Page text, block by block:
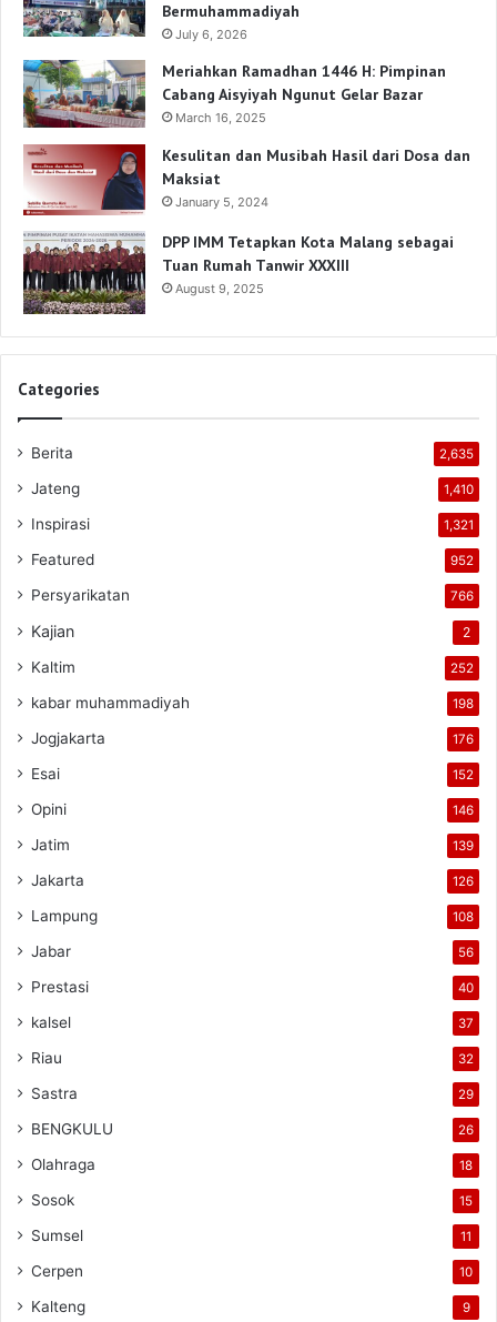
Bermuhammadiyah
July 6, 2026
Meriahkan Ramadhan 1446 H: Pimpinan
Cabang Aisyiyah Ngunut Gelar Bazar
March 16, 2025
Kesulitan dan Musibah Hasil dari Dosa dan
Maksiat
January 5, 2024
DPP IMM Tetapkan Kota Malang sebagai
Tuan Rumah Tanwir XXXIII
August 9, 2025
Categories
Berita 2,635
Jateng 1,410
Inspirasi 1,321
Featured 952
Persyarikatan 766
Kajian 2
Kaltim 252
kabar muhammadiyah 198
Jogjakarta 176
Esai 152
Opini 146
Jatim 139
Jakarta 126
Lampung 108
Jabar 56
Prestasi 40
kalsel 37
Riau 32
Sastra 29
BENGKULU 26
Olahraga 18
Sosok 15
Sumsel 11
Cerpen 10
Kalteng 9